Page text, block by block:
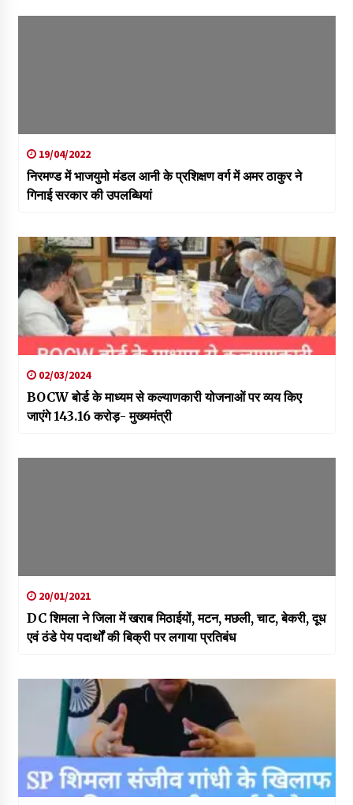
19/04/2022
निरमण्ड में भाजयुमो मंडल आनी के प्रशिक्षण वर्ग में अमर ठाकुर ने
गिनाई सरकार की उपलब्धियां
02/03/2024
BOCW बोर्ड के माध्यम से कल्याणकारी योजनाओं पर व्यय किए
जाएंगे 143.16 करोड़- मुख्यमंत्री
20/01/2021
DC शिमला ने जिला में खराब मिठाईयों, मटन, मछली, चाट, बेकरी, दूध
एवं ठंडे पेय पदार्थों की बिक्री पर लगाया प्रतिबंध